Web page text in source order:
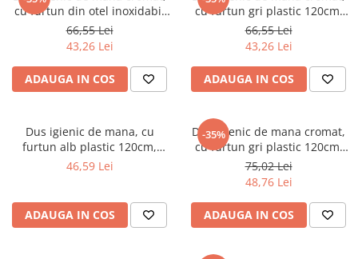
Baterii lavoar montare pe tavan
Baterii pentru bideu
Robinete baie
Robinete coltar
Robinete de trecere
cu furtun din otel inoxidabil
120cm, cap rotativ, buton
actionare in partea interioara
| 4029-PLS
66,55 Lei
43,26 Lei
ADAUGA IN COS
cu furtun gri plastic 120cm,
buton actionare in partea
interioara | 4033-PLS
66,55 Lei
43,26 Lei
ADAUGA IN COS
Dus igienic de mana, cu
furtun alb plastic 120cm,
buton actionare pe partea
46,59 Lei
ADAUGA IN COS
-35%
Dus igienic de mana cromat,
cu furtun gri plastic 120cm,
cu cap rotativ, buton
actionare in partea interioara
| 4032-PLS
75,02 Lei
48,76 Lei
ADAUGA IN COS